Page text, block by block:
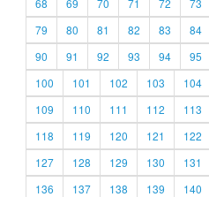
68
69 70 71 72 73
79
80 81 82 83 84
90
91 92 93 94 95
100
101 102 103 104
109
110 111 112 113
118
119 120 121 122
127
128 129 130 131
136
137 138 139 140